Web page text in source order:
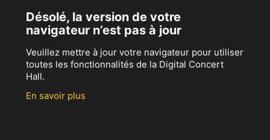
Désolé, la version de votre
navigateur n’est pas à jour
Veuillez mettre à jour votre navigateur pour utiliser
toutes les fonctionnalités de la Digital Concert
Hall.
En savoir plus